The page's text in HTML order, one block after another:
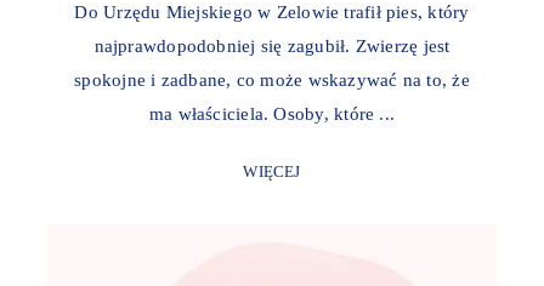
Do Urzędu Miejskiego w Zelowie trafił pies, który
najprawdopodobniej się zagubił. Zwierzę jest
spokojne i zadbane, co może wskazywać na to, że
ma właściciela. Osoby, które ...
WIĘCEJ